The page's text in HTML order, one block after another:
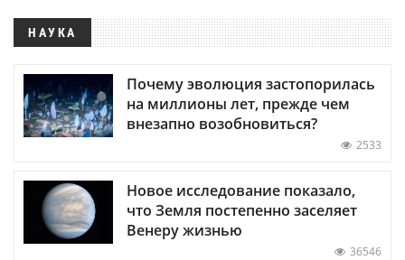
НАУКА
Почему эволюция застопорилась
на миллионы лет, прежде чем
внезапно возобновиться?
2533
Новое исследование показало,
что Земля постепенно заселяет
Венеру жизнью
36546